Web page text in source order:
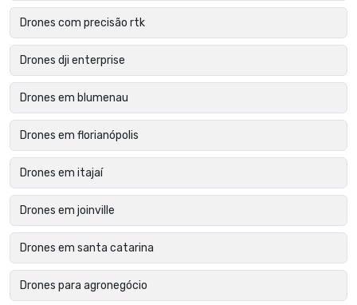
Drones com precisão rtk
Drones dji enterprise
Drones em blumenau
Drones em florianópolis
Drones em itajaí
Drones em joinville
Drones em santa catarina
Drones para agronegócio